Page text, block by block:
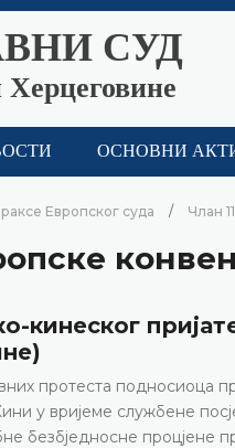
СУД
Херцеговине
ОСНОВНИ
Европског суда Члан
кинеског
протеста подносиоца
у вријеме службене
безбједносне процјене